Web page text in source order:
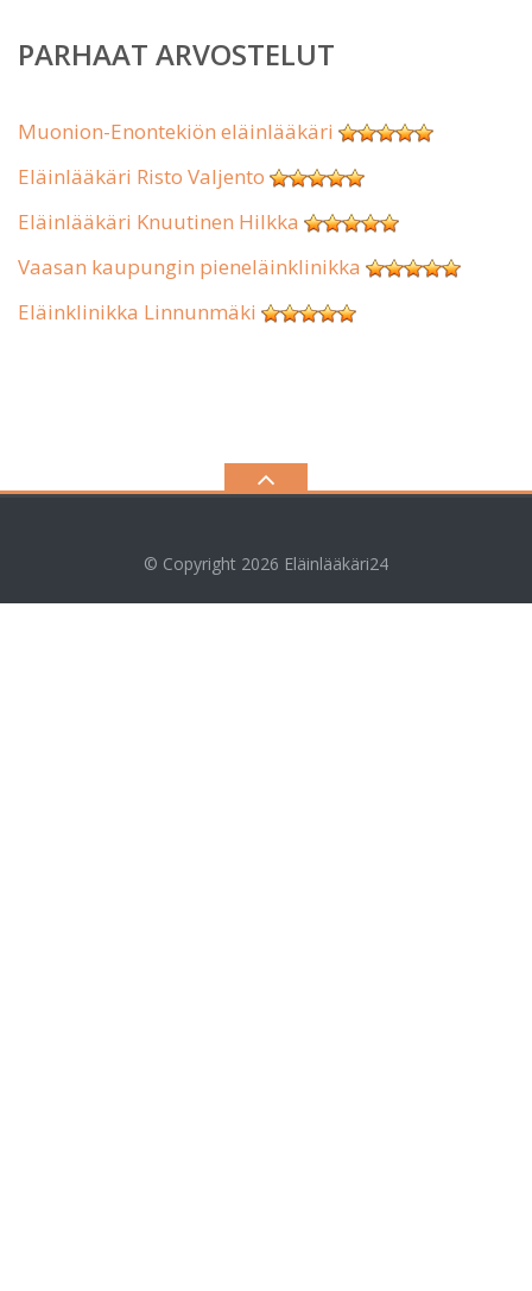
PARHAAT ARVOSTELUT
Muonion-Enontekiön eläinlääkäri
Eläinlääkäri Risto Valjento
Eläinlääkäri Knuutinen Hilkka
Vaasan kaupungin pieneläinklinikka
Eläinklinikka Linnunmäki
© Copyright 2026 Eläinlääkäri24